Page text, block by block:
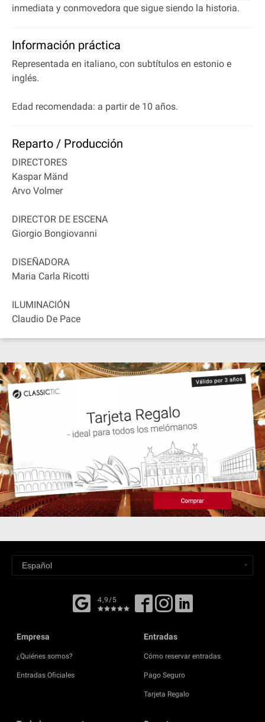
inmediata y conmovedora que sigue siendo la historia.
Información práctica
Representada en italiano, con subtítulos en estonio e
inglés.
Edad recomendada: a partir de 10 años.
Reparto / Producción
DIRECTORES
Kaspar Mänd
Arvo Volmer
DIRECTOR DE ESCENA
Giorgio Bongiovanni
DISEÑADORA
Maria Carla Ricotti
ILUMINACIÓN
Claudio De Pace
4,9/5
Empresa
¿Quiénes somos?
Entradas Oficiales
Entradas
Cómo reservar entradas
Pago Seguro
Tarjeta Regalo